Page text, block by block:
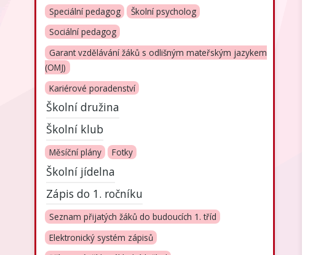
Speciální pedagog
Školní psycholog
Sociální pedagog
Garant vzdělávání žáků s odlišným mateřským jazykem
(OMJ)
Kariérové poradenství
Školní družina
Školní klub
Měsíční plány Fotky
Školní jídelna
Zápis do 1. ročníku
Seznam přijatých žáků do budoucích 1. tříd
Elektronický systém zápisů